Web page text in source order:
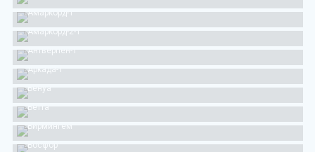
Амаркорд-1
Амаркорд-2-1
Антверпен-1
Аркада-1
Бенуа
Бетта
Бирмингем
Босфор